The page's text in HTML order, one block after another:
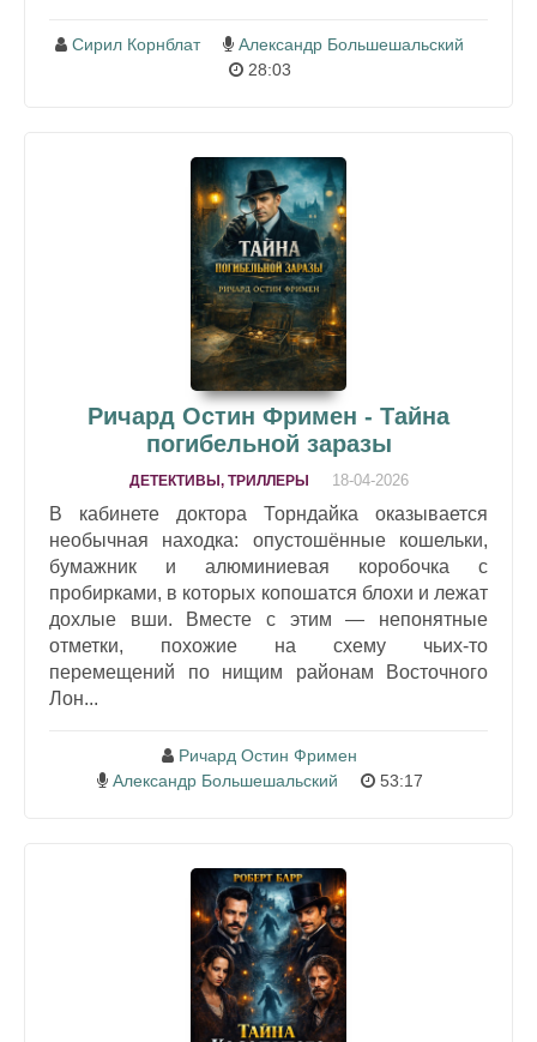
Сирил Корнблат
Александр Большешальский
28:03
Ричард Остин Фримен - Тайна
погибельной заразы
ДЕТЕКТИВЫ, ТРИЛЛЕРЫ 18-04-2026
В кабинете доктора Торндайка оказывается
необычная находка: опустошённые кошельки,
бумажник и алюминиевая коробочка с
пробирками, в которых копошатся блохи и лежат
дохлые вши. Вместе с этим — непонятные
отметки, похожие на схему чьих-то
перемещений по нищим районам Восточного
Лон...
Ричард Остин Фримен
Александр Большешальский
53:17